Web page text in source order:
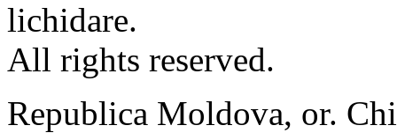
lichidare.
All rights reserved.
Republica Moldova, or.